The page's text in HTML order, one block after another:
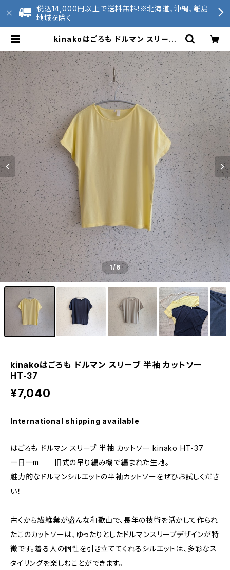
税込14,000円以上で送料無料!※北海道、沖縄、離島
地域を除く
kinakoはごろも ドルマン スリーブ
agu 和歌山ニット
1/6
kinakoはごろも ドルマン スリーブ 半袖 カットソー
HT-37
¥7,040
International shipping available
はごろも ドルマン スリーブ 半袖 カットソー kinako HT-37
一日一m 旧式の吊り編み機で編まれた生地。
魅力的なドルマンシルエットの半袖カットソーをぜひお試しくださ
い！
古くから繊維業が盛んな和歌山で、長年の技術を活かして作られ
たこのカットソーは、ゆったりとしたドルマンスリーブデザインが特
徴です。着る人の個性を引き立ててくれるシルエットは、多彩なス
タイリングを楽しむことができます。